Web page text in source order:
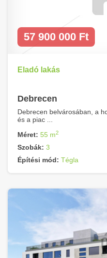
57 900 000 Ft
Eladó lakás
Debrecen
Debrecen belvárosában, a
és a piac ...
Méret: 55 m2
Szobák: 3
Építési mód: Tégla